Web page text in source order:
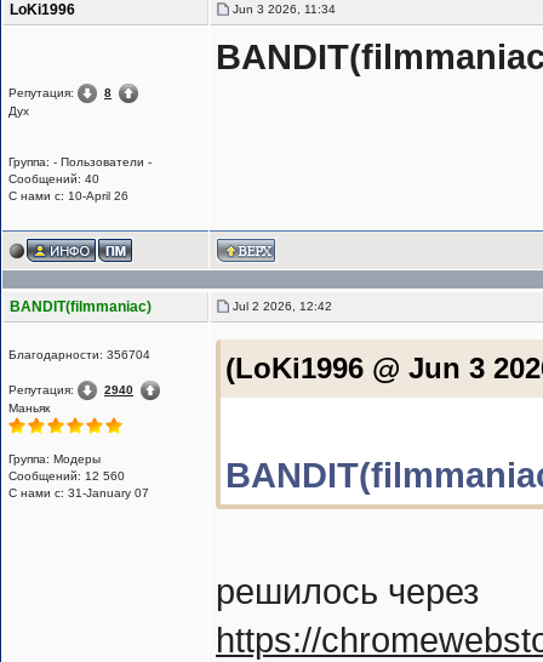
LoKi1996 Jun 3 2026, 11:34
Репутация:
8
Дух
Группа: - Пользователи -
Сообщений: 40
С нами с: 10-April 26
BANDIT(filmmaniac) Jul 2 2026, 12:42
Благодарности: 356704
Репутация:
2940
Маньяк
Группа: Модеры
Сообщений: 12 560
С нами с: 31-January 07
(LoKi1996 @ Jun 3
решилось через
https://